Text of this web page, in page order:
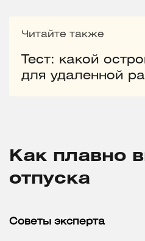
Читайте также
Тест: какой
для удаленной
Как плавно
отпуска
Советы эксперта